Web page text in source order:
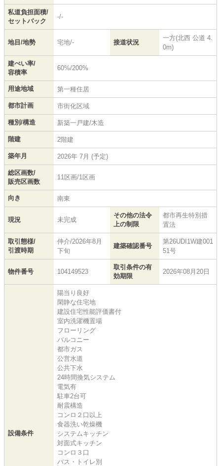
私道負担面積/
セットバック
-/-
地目/地勢 宅地/- 接道状況
一方(北西 公道 4.
0m)
建ぺい率/
容積率
60%/200%
用途地域 第一種住居
都市計画 市街化区域
種別/構造 新築一戸建/木造
階建 2階建
築年月 2026年 7月 (予定)
総区画数/
販売区画数
11区画/1区画
向き 南東
現況 未完成
その他の法令
上の制限
都市再生特別措
置法
取引態様/
引渡時期
仲介/2026年8月
下旬
建築確認番号
第26UDI1W建001
51号
物件番号 104149523
取引条件の有
効期限
2026年08月20日
設備条件
陽当り良好
閑静な住宅地
建設住宅性能評価書付
室内洗濯機置場
フローリング
バルコニー
都市ガス
公営水道
公共下水
24時間換気システム
電気有
駐車2台可
耐震構造
コンロ２口以上
食器洗い乾燥機
システムキッチン
対面式キッチン
コンロ３口
バス・トイレ別